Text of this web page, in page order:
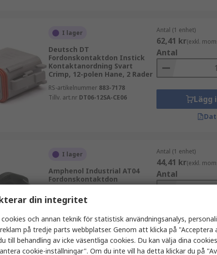
I lager
Deutsch DT
Fordonskontaktdon Instick
Kontaktanordning Svart
Crimp, 12-polen Hane, 2 Rader
RS-artikelnummer 883-7178
Tillv. art.nr DT06-12SA-CE06
Antal (1 enhet)
62,41 kr(exkl.
Antal
Lägg
I lager
Amphenol Industrial AT04
Fordonskontaktdon
Panelmontering Kontaktdon
Svart Crimp, 4-polen Hona, 2
Rader IP67
RS-artikelnummer434-083
Tillv. art.nrAT04-4P-PM12
Antal (1 enhet)
44,41 kr(exkl.
Antal
Lägg
din integritet
cookies och annan teknik för statistisk användningsanalys,
på tredje parts webbplatser. Genom att klicka på "Acceptera
till behandling av icke väsentliga cookies. Du kan välja dina
cookie-inställningar". Om du inte vill ha detta klickar du på